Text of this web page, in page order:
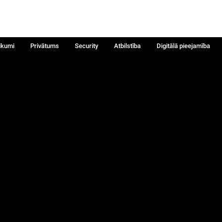
Privātums Security Atbilstība
Digitālā pieejamība